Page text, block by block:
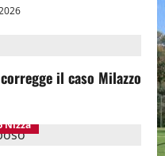
il caso Milazzo
Nizza